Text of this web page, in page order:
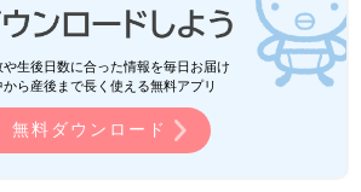
生後日数に合った情報を毎日お届け
ら産後まで長く使える無料アプリ
無料ダウンロード